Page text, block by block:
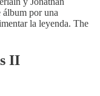
por una
la leyenda. The
II